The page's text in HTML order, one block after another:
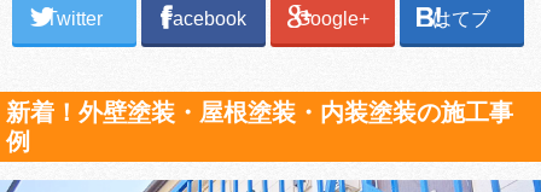
Twitter Facebook Google+ はてブ
新着！外壁塗装・屋根塗装・内装塗装の施工事
例